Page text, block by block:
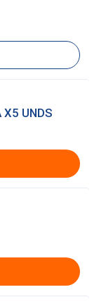
X5 UNDS